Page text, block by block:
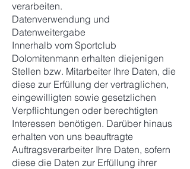
verarbeiten.
Datenverwendung und
Datenweitergabe
Innerhalb vom Sportclub
Dolomitenmann erhalten diejenigen
Stellen bzw. Mitarbeiter Ihre Daten, die
diese zur Erfüllung der vertraglichen,
eingewilligten sowie gesetzlichen
Verpflichtungen oder berechtigten
Interessen benötigen. Darüber hinaus
erhalten von uns beauftragte
Auftragsverarbeiter Ihre Daten, sofern
diese die Daten zur Erfüllung ihrer